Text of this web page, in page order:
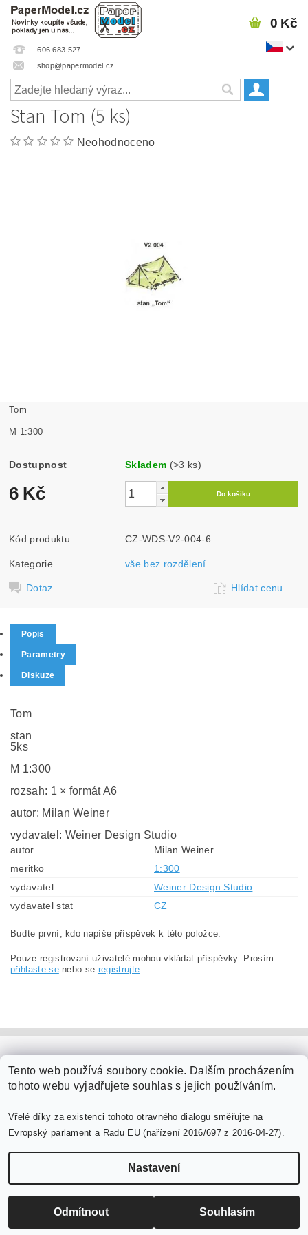
606 683 527
shop@papermodel.cz
0 Kč
Stan Tom (5 ks)
Neohodnoceno
Tom
M 1:300
Dostupnost Skladem (>3 ks)
6 Kč
Kód produktu CZ-WDS-V2-004-6
Kategorie vše bez rozdělení
Dotaz Hlídat cenu
Popis
Parametry
Diskuze
Tom
stan
5ks
M 1:300
rozsah: 1 × formát A6
autor: Milan Weiner
vydavatel: Weiner Design Studio
autor
Milan Weiner
meritko
1:300
vydavatel
Weiner Design Studio
vydavatel stat
CZ
Buďte první, kdo napíše příspěvek k této položce.
Pouze registrovaní uživatelé mohou vkládat příspěvky. Prosím
přihlaste senebo se registrujte.
Vytvořil Shoptet
-->
Tento web používá soubory cookie. Dalším procházením
tohoto webu vyjadřujete souhlas s jejich používáním.
Vřelé díky za existenci tohoto otravného dialogu směřujte na
Evropský parlament a Radu EU (nařízení 2016/697 z 2016-04-27).
Nastavení
Odmítnout Souhlasím